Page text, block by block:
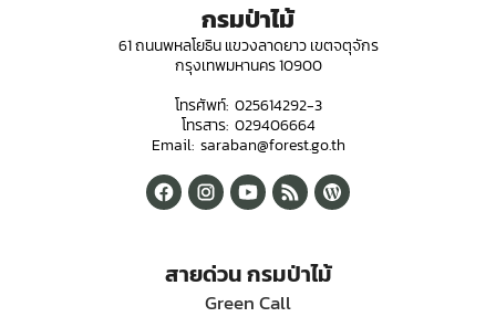
กรมป่าไม้
61 ถนนพหลโยธิน แขวงลาดยาว เขตจตุจักร
กรุงเทพมหานคร 10900
โทรศัพท์: 025614292-3
โทรสาร: 029406664
Email: saraban@forest.go.th
สายด่วน กรมป่าไม้
Green Call